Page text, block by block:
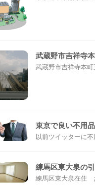
武蔵野市吉祥寺
武蔵野市吉祥寺本
東京で良い不用
以前ツイッターに
練馬区東大泉の
練馬区東大泉在住